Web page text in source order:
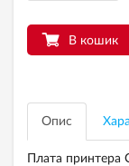
В кошик
Опис
Плата принтера